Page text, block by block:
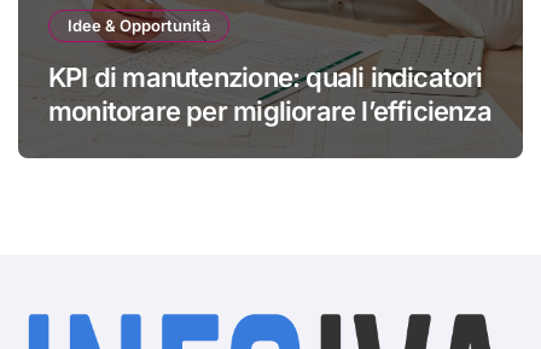
Idee & Opportunità
KPI di manutenzione: quali indicatori
monitorare per migliorare l’efficienza